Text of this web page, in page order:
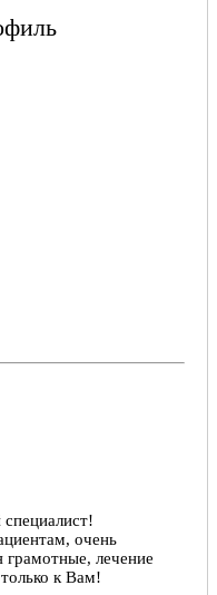
год.
год.
очень
грамотные, лечение
к Вам!